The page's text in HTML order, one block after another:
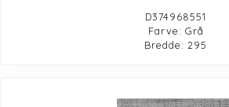
D374968551
Farve: Grå
Bredde: 295